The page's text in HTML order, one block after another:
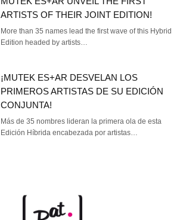
ARTISTS OF THEIR JOINT EDITION!
More than 35 names lead the first wave of this Hybrid
Edition headed by artists…
¡MUTEK ES+AR DESVELAN LOS
PRIMEROS ARTISTAS DE SU EDICIÓN
CONJUNTA!
Más de 35 nombres lideran la primera ola de esta
Edición Híbrida encabezada por artistas…